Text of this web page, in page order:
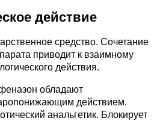
действие
средство. Сочетание
приводит к взаимному
действия.
обладают
действием.
анальгетик. Блокирует